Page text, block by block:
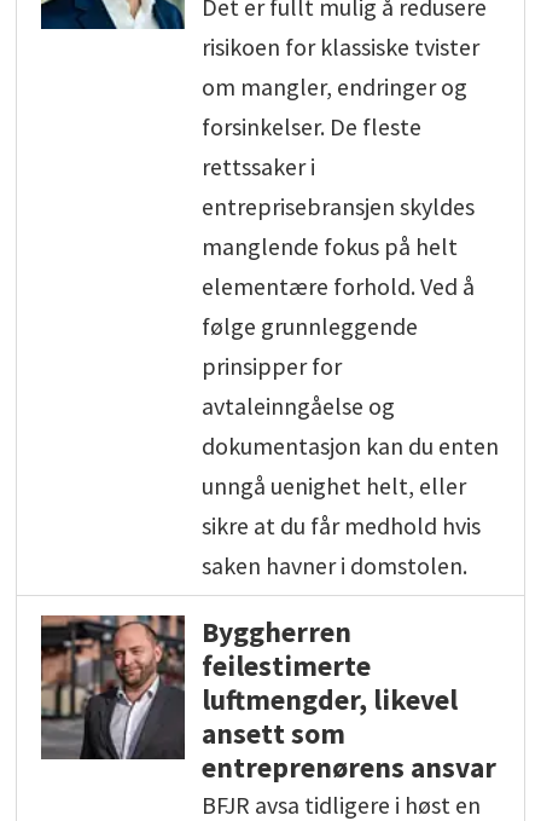
Det er fullt mulig å redusere
risikoen for klassiske tvister
om mangler, endringer og
forsinkelser. De fleste
rettssaker i
entreprisebransjen skyldes
manglende fokus på helt
elementære forhold. Ved å
følge grunnleggende
prinsipper for
avtaleinngåelse og
dokumentasjon kan du enten
unngå uenighet helt, eller
sikre at du får medhold hvis
saken havner i domstolen.
Byggherren
feilestimerte
luftmengder, likevel
ansett som
entreprenørens ansvar
BFJR avsa tidligere i høst en